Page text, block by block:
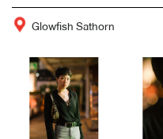
Glowfish Sathorn